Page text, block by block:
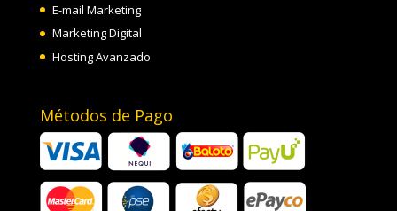
E-mail Marketing
Marketing Digital
Hosting Avanzado
Métodos de Pago